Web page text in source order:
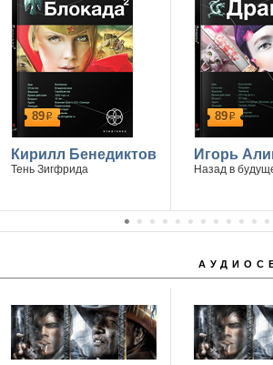
89р
Кирилл Бенедиктов
Тень Зигфрида
89р
Игорь
Назад в